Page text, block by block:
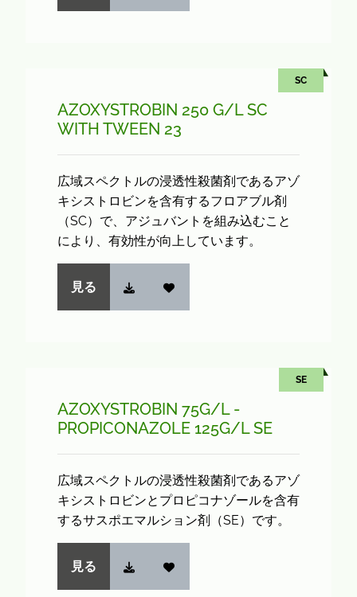
AZOXYSTROBIN 250 G/L SC
WITH TWEEN 23
広域スペクトルの浸透性殺菌剤であるアゾ
キシストロビンを含有するフロアブル剤
（SC）で、アジュバントを組み込むこと
により、有効性が向上しています。
見る
SC
AZOXYSTROBIN 75G/L -
PROPICONAZOLE 125G/L SE
広域スペクトルの浸透性殺菌剤であるアゾ
キシストロビンとプロピコナゾールを含有
するサスポエマルション剤（SE）です。
見る
SE